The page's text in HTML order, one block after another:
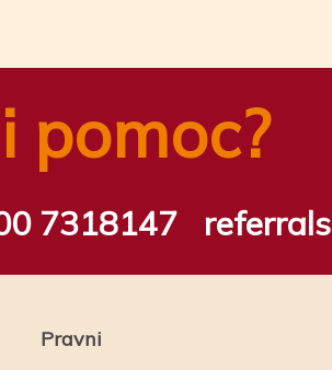
pomoc?
7318147
Pravni